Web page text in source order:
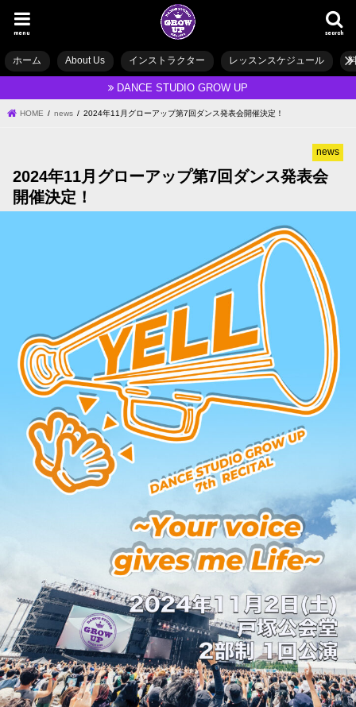
search
menu
ホーム About Us インストラクター レッスンスケジュール
DANCE STUDIO GROW UP
HOME news 2024年11月グローアップ第7回ダンス発表会開催決定！
news
2024年11月グローアップ第7回ダンス発表会
開催決定！